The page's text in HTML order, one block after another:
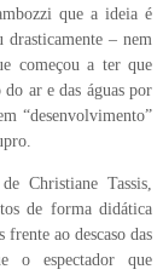
que a ideia é
drasticamente – nem
começou a ter que
ar e das águas por
“desenvolvimento”
Christiane Tassis,
de forma didática
frente ao descaso das
o espectador que